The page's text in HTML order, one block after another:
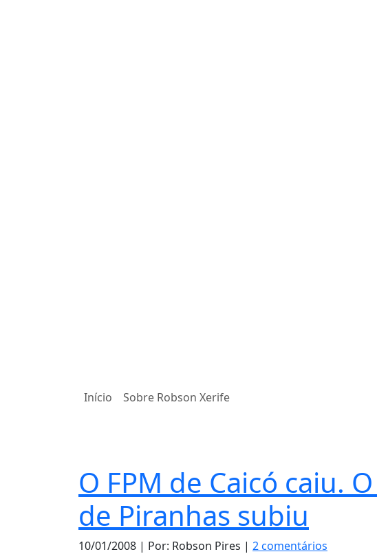
Início Sobre Robson Xerife
O FPM de Caicó caiu.
de Piranhas subiu
10/01/2008 | Por: Robson Pires | 2 comentários